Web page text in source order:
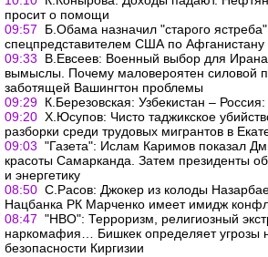
просит о помощи
09:57
Б.Обама назначил "старого
спецпредставителем США по Афганистану
09:33
В.Евсеев: Военный выбор для
вымыслы. Почему маловероятен силовой
заботящей Вашингтон проблемы
09:29 К.Березовская: Узбекистан –
09:20 Х.Юсупов: Чисто таджикское
разборки среди трудовых мигрантов в
09:03 "Газета": Ислам Каримов показал
красоты Самарканда. Затем президенты
и энергетику
08:50 С.Расов: Джокер из колоды
Нацбанка РК Марченко имеет имидж
08:47 "НВО": Терроризм, религиозный
наркомафия… Бишкек определяет угрозы
безопасности Киргизии